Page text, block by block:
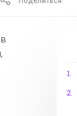
1.
2.